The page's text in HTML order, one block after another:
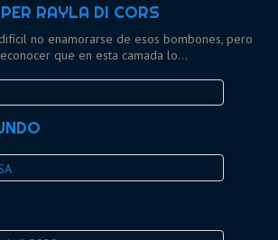
RAYLA DI CORS
no enamorarse de esos bombones, pero
que en esta camada lo…